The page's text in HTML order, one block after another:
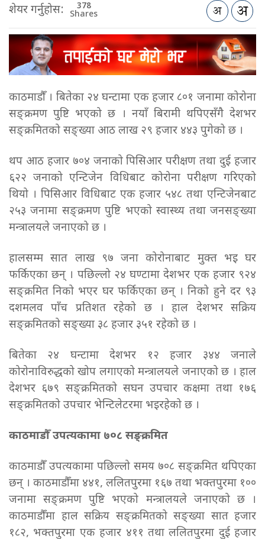
शेयर गर्नुहोस: 378
Shares
काठमाडौँ । बितेका २४ घन्टामा एक हजार ८०१ जनामा कोरोना
सङ्क्रमण पुष्टि भएको छ । नयाँ बिरामी थपिएसँगै देशभर
सङ्क्रमितको सङ्ख्या आठ लाख २९ हजार ४४३ पुगेको छ ।
थप आठ हजार ७०४ जनाको पिसिआर परीक्षण तथा दुई हजार
६२२ जनाको एन्टिजेन विधिबाट कोरोना परीक्षण गरिएको
थियो । पिसिआर विधिबाट एक हजार ५४८ तथा एन्टिजेनबाट
२५३ जनामा सङ्क्रमण पुष्टि भएको स्वास्थ्य तथा जनसङ्ख्या
मन्त्रालयले जनाएको छ ।
हालसम्म सात लाख ९७ जना कोरोनाबाट मुक्त भइ घर
फर्किएका छन् । पछिल्लो २४ घण्टामा देशभर एक हजार ९२४
सङ्क्रमित निको भएर घर फर्किएका छन् । निको हुने दर ९३
दशमलव पाँच प्रतिशत रहेको छ । हाल देशभर सक्रिय
सङ्क्रमितको सङ्ख्या ३८ हजार ३५१ रहेको छ ।
बितेका २४ घन्टामा देशभर १२ हजार ३४४ जनाले
कोरोनाविरुद्धको खोप लगाएको मन्त्रालयले जनाएको छ । हाल
देशभर ६७९ सङ्क्रमितको सघन उपचार कक्षमा तथा १७६
सङ्क्रमितको उपचार भेन्टिलेटरमा भइरहेको छ ।
काठमाडौँ उपत्यकामा ७०८ सङ्क्रमित
काठमाडौँ उपत्यकामा पछिल्लो समय ७०८ सङ्क्रमित थपिएका
छन् । काठमाडौँमा ४४१, ललितपुरमा १६७ तथा भक्तपुरमा १००
जनामा सङ्क्रमण पुष्टि भएको मन्त्रालयले जनाएको छ ।
काठमाडौँमा हाल सक्रिय सङ्क्रमितको सङ्ख्या सात हजार
१८२, भक्तपुरमा एक हजार ४११ तथा ललितपुरमा दुई हजार